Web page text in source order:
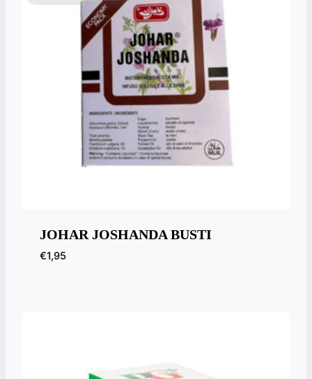
JOHAR JOSHANDA BUSTI
€1,95